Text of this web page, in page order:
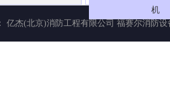
机
亿杰(北京)消防工程有限公司 福赛尔消防设